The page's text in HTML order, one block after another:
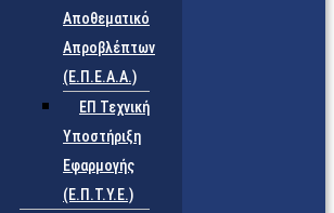
Αποθεματικό
Απροβλέπτων
(Ε.Π.Ε.Α.Α.)
ΕΠ Τεχνική
Υποστήριξη
Εφαρμογής
(Ε.Π.Τ.Υ.Ε.)